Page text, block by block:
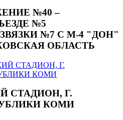
№40 –
№5
№7 С М-4 "ДОН"
ОБЛАСТЬ
СТАДИОН, Г.
КОМИ